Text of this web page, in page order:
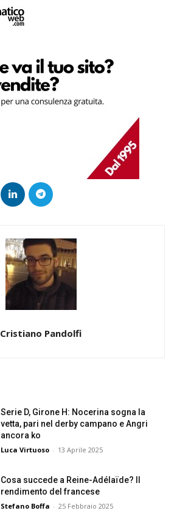
Cristiano Pandolfi
Serie D, Girone H: Nocerina sogna la
vetta, pari nel derby campano e Angri
ancora ko
Luca Virtuoso - 13 Aprile 2025
Cosa succede a Reine-Adélaïde? Il
rendimento del francese
Stefano Boffa - 25 Febbraio 2025